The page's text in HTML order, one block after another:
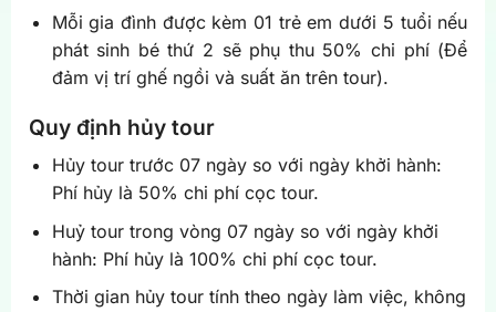
Mỗi gia đình được kèm 01 trẻ em dưới 5 tuổi nếu
phát sinh bé thứ 2 sẽ phụ thu 50% chi phí (Để
đảm vị trí ghế ngồi và suất ăn trên tour).
Quy định hủy tour
Hủy tour trước 07 ngày so với ngày khởi hành:
Phí hủy là 50% chi phí cọc tour.
Huỷ tour trong vòng 07 ngày so với ngày khởi
hành: Phí hủy là 100% chi phí cọc tour.
Thời gian hủy tour tính theo ngày làm việc, không